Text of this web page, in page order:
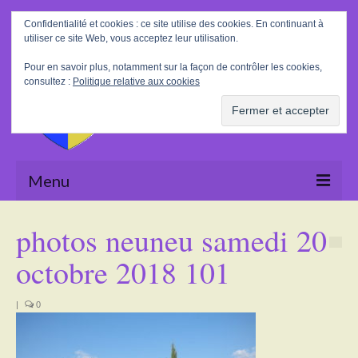
Rechercher
:
Menu
La Mairie
photos neuneu samedi 20
octobre 2018 101
| 0
Confidentialité et cookies : ce site utilise des cookies. En continuant à
utiliser ce site Web, vous acceptez leur utilisation.
Pour en savoir plus, notamment sur la façon de contrôler les cookies,
consultez : Politique relative aux cookies